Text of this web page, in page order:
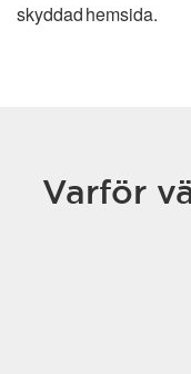
skyddad hemsida.
Varför